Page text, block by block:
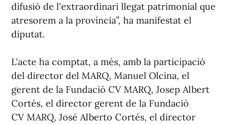
difusió de l'extraordinari llegat patrimonial que
atresorem a la província”, ha manifestat el
diputat.
L'acte ha comptat, a més, amb la participació
del director del MARQ, Manuel Olcina, el
gerent de la Fundació CV MARQ, Josep Albert
Cortés, el director gerent de la Fundació
CV MARQ, José Alberto Cortés, el director